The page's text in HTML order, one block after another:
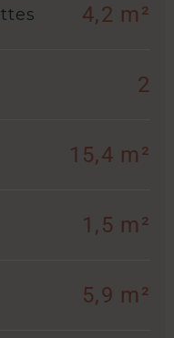
4,2 m²
2
15,4 m²
1,5 m²
5,9 m²